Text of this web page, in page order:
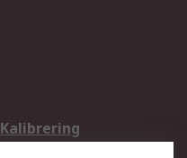
Kalibrering